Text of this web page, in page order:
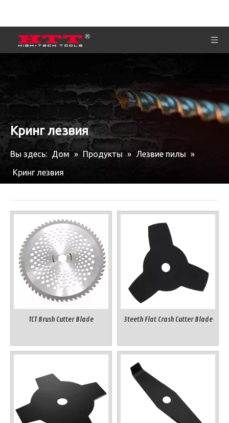
Кринг лезвия
Вы здесь: Дом » Продукты » Лезвие пилы »
Кринг лезвия
TCT Brush Cutter Blade 3teeth Flat Crash Cutter Blade